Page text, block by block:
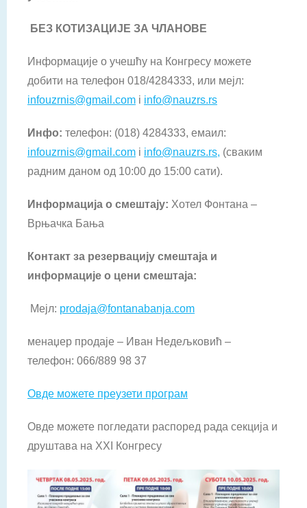
БЕЗ КОТИЗАЦИЈЕ ЗА ЧЛАНОВЕ
Информације о учешћу на Конгресу можете
добити на телефон 018/4284333, или мејл:
infouzrnis@gmail.com i info@nauzrs.rs
Инфо: телефон: (018) 4284333, емаил:
infouzrnis@gmail.com i info@nauzrs.rs, (сваким
радним даном од 10:00 до 15:00 сати).
Информација о смештају: Хотел Фонтана –
Врњачка Бања
Контакт за резервацију смештаја и
информације о цени смештаја:
Мејл: prodaja@fontanabanja.com
менаџер продаје – Иван Недељковић –
телефон: 066/889 98 37
Овде можете преузети програм
Овде можете погледати распоред рада секција и
друштава на XXI Конгресу